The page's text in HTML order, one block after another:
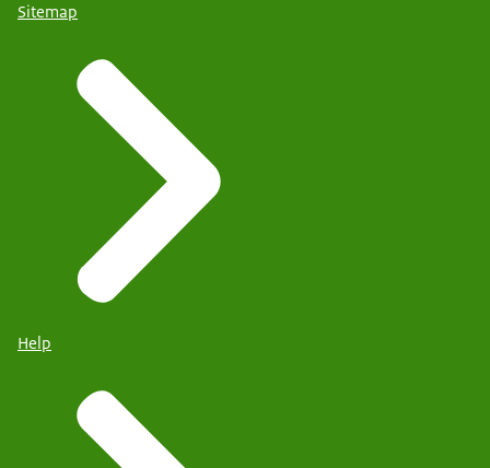
Sitemap
Help